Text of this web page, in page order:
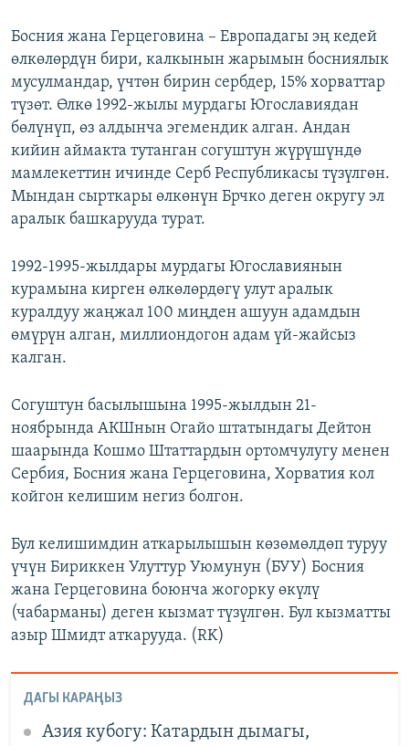
Босния жана Герцеговина – Европадагы эң кедей
өлкөлөрдүн бири, калкынын жарымын босниялык
мусулмандар, үчтөн бирин сербдер, 15% хорваттар
түзөт. Өлкө 1992-жылы мурдагы Югославиядан
бөлүнүп, өз алдынча эгемендик алган. Андан
кийин аймакта тутанган согуштун жүрүшүндө
мамлекеттин ичинде Серб Республикасы түзүлгөн.
Мындан сырткары өлкөнүн Брчко деген округу эл
аралык башкарууда турат.
1992-1995-жылдары мурдагы Югославиянын
курамына кирген өлкөлөрдөгү улут аралык
куралдуу жаңжал 100 миңден ашуун адамдын
өмүрүн алган, миллиондогон адам үй-жайсыз
калган.
Согуштун басылышына 1995-жылдын 21-
ноябрында АКШнын Огайо штатындагы Дейтон
шаарында Кошмо Штаттардын ортомчулугу менен
Сербия, Босния жана Герцеговина, Хорватия кол
койгон келишим негиз болгон.
Бул келишимдин аткарылышын көзөмөлдөп туруу
үчүн Бириккен Улуттур Уюмунун (БУУ) Босния
жана Герцеговина боюнча жогорку өкүлү
(чабарманы) деген кызмат түзүлгөн. Бул кызматты
азыр Шмидт аткарууда. (RK)
ДАГЫ КАРАҢЫЗ
Азия кубогу: Катардын дымагы,